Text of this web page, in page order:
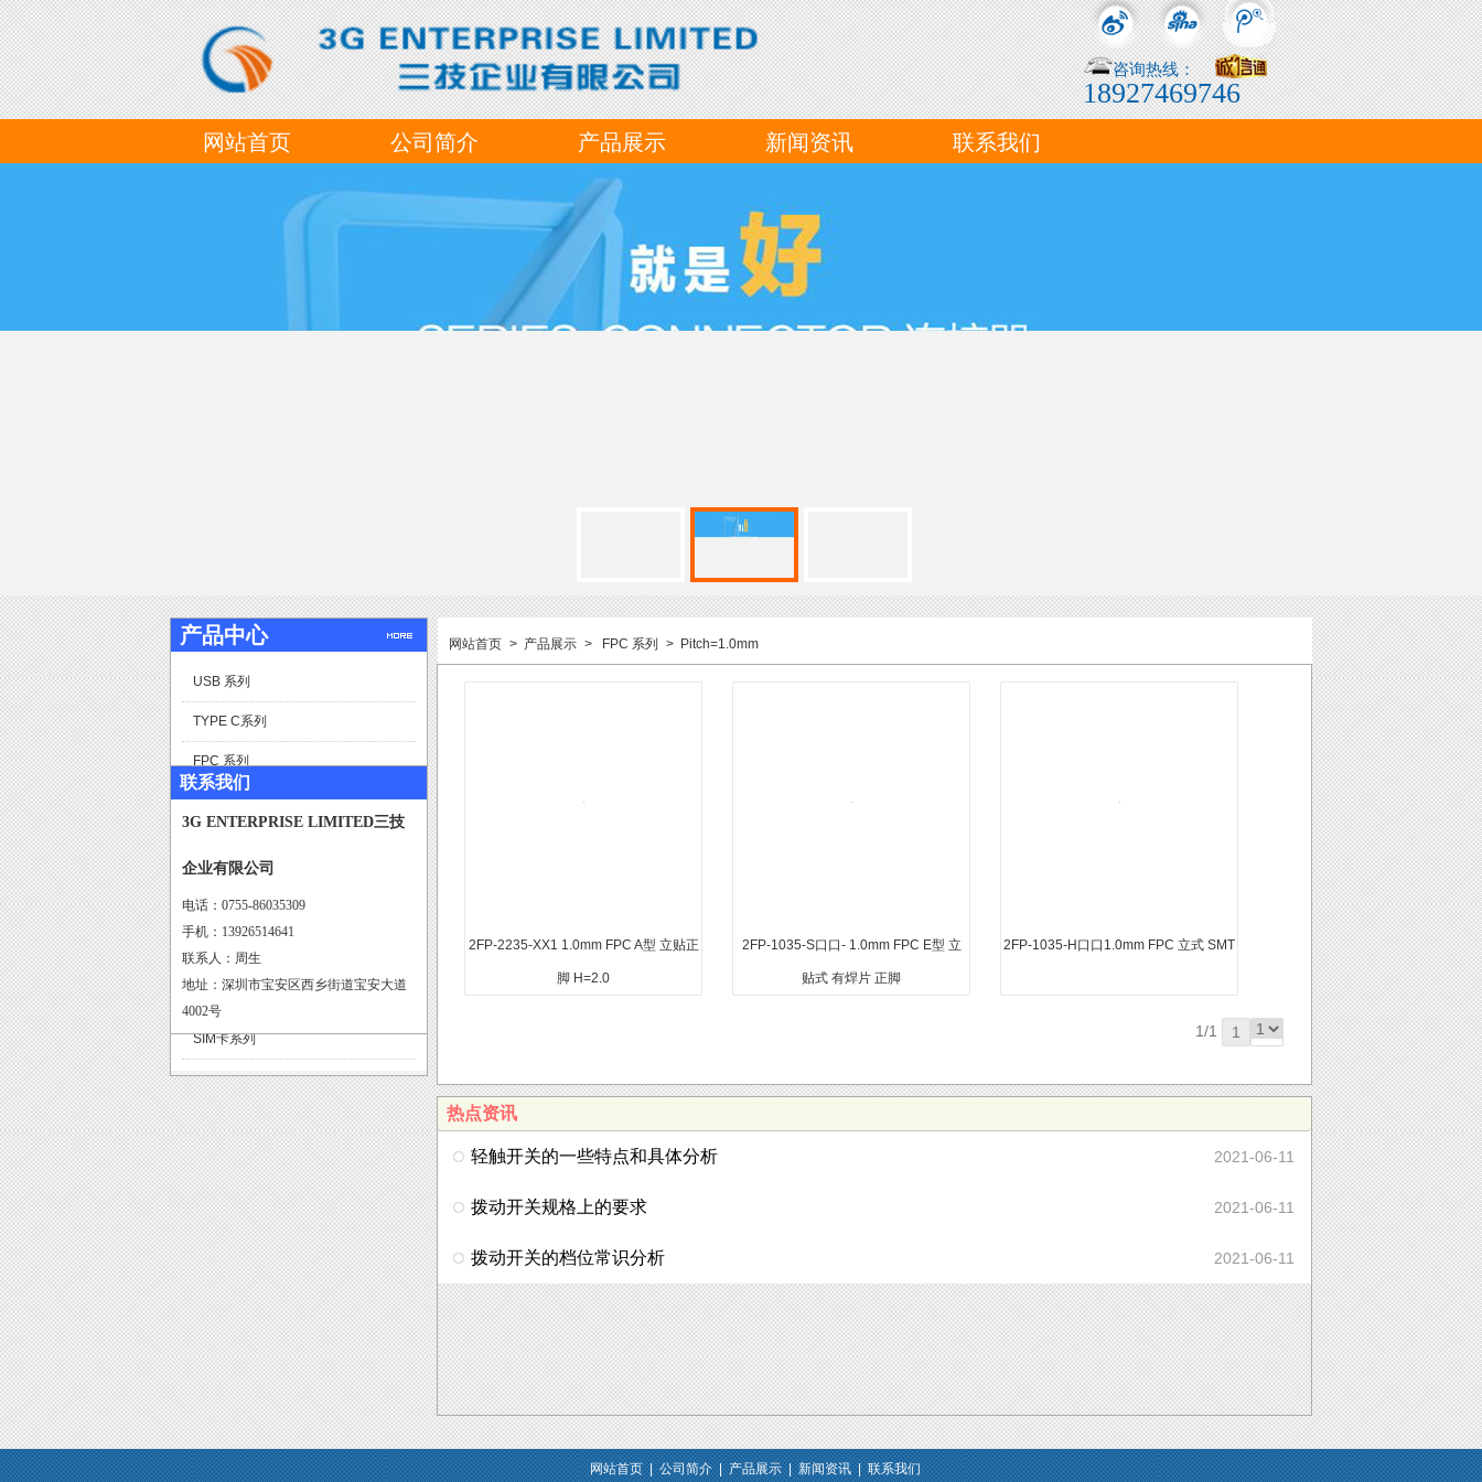
咨询热线：
18927469746
网站首页 公司简介 产品展示 新闻资讯 联系我们
产品中心
更
USB 系列
TYPE C系列
FPC 系列
排针系列
Wafer 系列
耳机座系列
SIM卡系列
> 网站首页 > 产品展示 > FPC 系列 > Pitch=1.0mm
2FP-2235-XX1 1.0mm FPC A型 立贴正
脚 H=2.0
2FP-1035-S口口- 1.0mm FPC E型 立
贴式 有焊片 正脚
2FP-1035-H口口1.0mm FPC 立式 SMT
1/1 1
热点资讯
轻触开关的一些特点和具体分析 2021-06-11
拨动开关规格上的要求 2021-06-11
拨动开关的档位常识分析 2021-06-11
联系我们
3G ENTERPRISE LIMITED三技
企业有限公司
电话：0755-86035309
手机：13926514641
联系人：周生
地址：深圳市宝安区西乡街道宝安大道
4002号
网站首页 |公司简介|产品展示 |新闻资讯 |联系我们